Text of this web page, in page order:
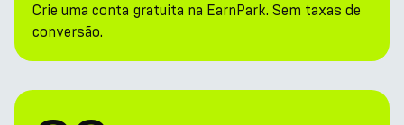
Crie uma conta gratuita na EarnPark. Sem taxas de
conversão.